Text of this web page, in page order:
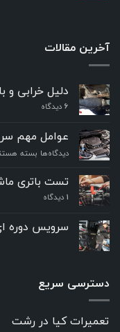
آخرین مقالات
دلیل خرابی و
6 دیدگاه
عوامل مهم
دیدگاه‌ها برای
مهم
سر
مشکوک
در
بسته
تست باتری
۱ دیدگاه
سرویس دوره
دسترسی سریع
تعمیرات کیا در رشت